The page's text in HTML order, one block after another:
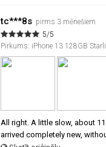
tc***8s pirms 3 mēnešiem
5/5
Pirkums: iPhone 13 128GB
All right. A little slow, about
arrived completely new,